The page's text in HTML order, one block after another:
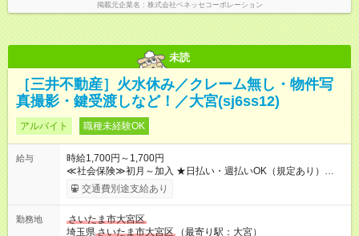
掲載元企業名 株式会社ベネッセコーポレーション
未読
［三井不動産］火水休み／クレーム無し・物件写
真撮影・鍵受渡しなど！／大宮(sj6ss12)
アルバイト 職種未経験OK
給与
時給1,700円～1,700円
≪社会保険≫初月～加入 ★日払い・週払いOK（規定あり）
【試用期間】試用期間なし
交通費別途支給あり
勤務地
さいたま市大宮区
埼玉県さいたま市大宮区
（最寄り駅：大宮）